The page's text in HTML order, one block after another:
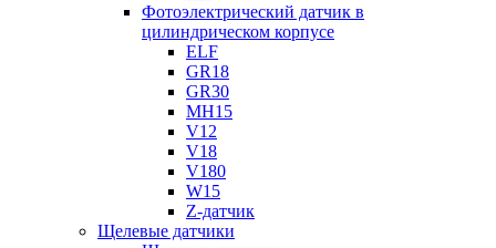
Фотоэлектрический датчик в
цилиндрическом корпусе
ELF
GR18
GR30
MH15
V12
V18
V180
W15
Z-датчик
Щелевые датчики